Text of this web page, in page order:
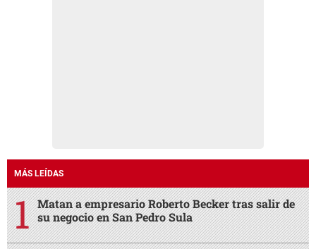
MÁS LEÍDAS
Matan a empresario Roberto Becker tras salir de
su negocio en San Pedro Sula